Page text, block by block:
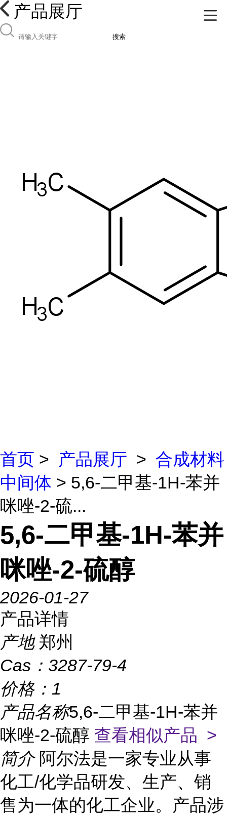
产品展厅
搜索
首页 > 产品展厅 > 合成材料
中间体 > 5,6-二甲基-1H-苯并
咪唑-2-硫...
5,6-二甲基-1H-苯并
咪唑-2-硫醇
2026-01-27
产品详情
产地 郑州
Cas： 3287-79-4
价格： 1
产品名称5,6-二甲基-1H-苯并
咪唑-2-硫醇 查看相似产品 >
简介 阿尔法是一家专业从事
化工/化学品研发、生产、销
售为一体的化工企业。产品涉